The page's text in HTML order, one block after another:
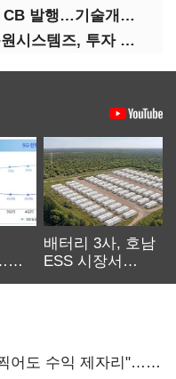
[IB토마토]큐렉소, 의료진에 CB 발행…기술개발 명분 뒤 보상 논란
[IB토마토](크레딧시그널)동원시스템즈, 투자 속도 조절이 만든 재무 안정화
배터리 3사, 호남
ESS 시장서
어도 수익 제자리"…